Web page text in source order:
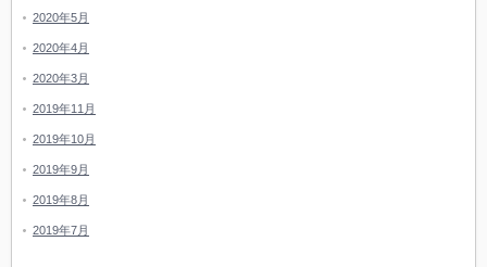
2020年5月
2020年4月
2020年3月
2019年11月
2019年10月
2019年9月
2019年8月
2019年7月